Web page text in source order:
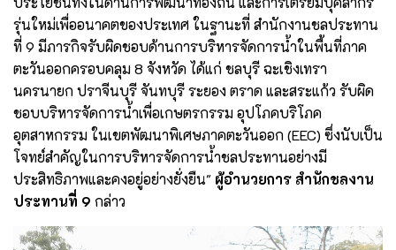
รุ่นใหม่เพื่ออนาคตของประเทศ ในฐานะที่ สำนักงานชลประทาน
ที่ 9 มีภารกิจรับผิดชอบด้านการบริหารจัดการน้ำในพื้นที่ภาค
ตะวันออกครอบคลุม 8 จังหวัด ได้แก่ ชลบุรี ฉะเชิงเทรา
นครนายก ปราจีนบุรี จันทบุรี ระยอง ตราด และสระแก้ว รับผิด
ชอบบริหารจัดการน้ำเพื่อเกษตรกรรม อุปโภคบริโภค
อุตสาหกรรม ในเขตพัฒนาพิเศษภาคตะวันออก (EEC) ซึ่งนับเป็น
โจทย์สำคัญในการบริหารจัดการน้ำชลประทานอย่างมี
ประสิทธิภาพและคงอยู่อย่างยั่งยืน" ผู้อำนวยการ สำนักชลงาน
ประทานที่ 9 กล่าว